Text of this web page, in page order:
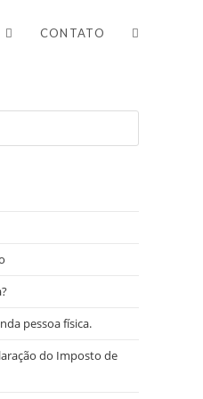
CONTATO
pessoa física.
do Imposto de